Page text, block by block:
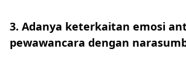
3. Adanya keterkaitan emosi
pewawancara dengan